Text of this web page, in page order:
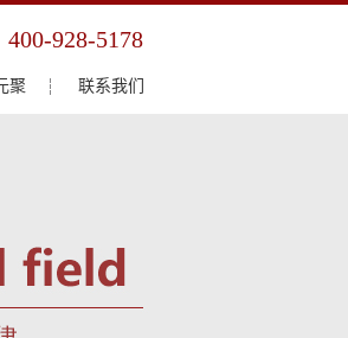
400-928-5178
聚 联系我们